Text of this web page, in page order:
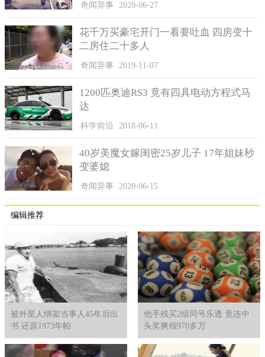
奇闻异事 2020-06-27
花千万买豪宅开门一看要吐血 四房变十
二房住二十多人
奇闻异事 2019-11-07
1200匹奥迪RS3 竟有四具电动方程式马
达
科学前沿 2018-06-11
40岁美魔女嫁闺密25岁儿子 17年姐妹秒
变婆媳
奇闻异事 2020-06-15
编辑推荐
被外星人绑架当事人45年后出
书 还原1973年帕
他手残买2组同号乐透 竟连中
头奖爽领970多万